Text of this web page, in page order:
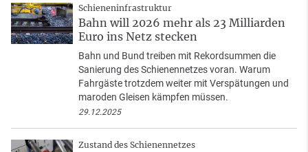
Schieneninfrastruktur
Bahn will 2026 mehr als 23 Milliarden
Euro ins Netz stecken
Bahn und Bund treiben mit Rekordsummen die
Sanierung des Schienennetzes voran. Warum
Fahrgäste trotzdem weiter mit Verspätungen und
maroden Gleisen kämpfen müssen.
29.12.2025
Zustand des Schienennetzes